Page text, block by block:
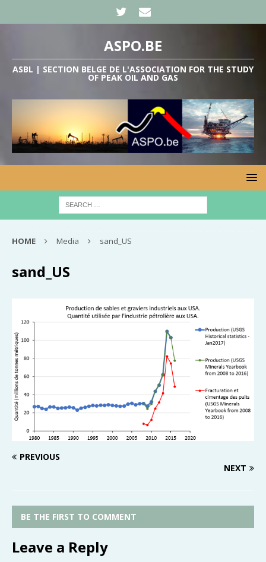
ASPO.BE
ASBL | SECTION BELGE DE L'ASSOCIATION FOR THE STUDY
OF PEAK OIL AND GAS
HOME Media sand_US
sand_US
PREVIOUS
NEXT
BE THE FIRST TO COMMENT
Leave a Reply